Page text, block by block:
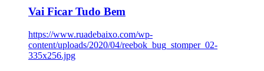
Vai Ficar Tudo Bem
https://www.ruadebaixo.com/wp-
content/uploads/2020/04/reebok_bug_stomper_02-
335x256.jpg